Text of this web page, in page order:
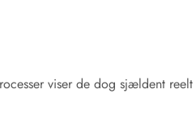
viser de dog sjældent